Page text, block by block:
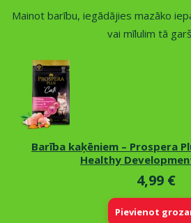
Mainot barību, iegādājies mazāko
vai mīlulim tā
Barība kaķēniem – Prospera
Healthy
4,99 €
Pievienot